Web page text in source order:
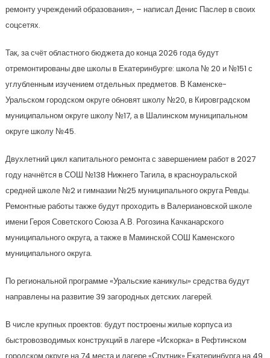
ремонту учреждений образования», – написал Денис Паслер в своих
соцсетях.
Так, за счёт областного бюджета до конца 2026 года будут
отремонтированы две школы в Екатеринбурге: школа № 20 и №151 с
углубленным изучением отдельных предметов. В Каменске-
Уральском городском округе обновят школу №20, в Кировградском
муниципальном округе школу №17, а в Шалинском муниципальном
округе школу №45.
Двухлетний цикл капитального ремонта с завершением работ в 2027
году начнётся в СОШ №138 Нижнего Тагила, в красноуральской
средней школе №2 и гимназии №25 муниципального округа Ревды.
Ремонтные работы также будут проходить в Валериановской школе
имени Героя Советского Союза А.В. Рогозина Качканарского
муниципального округа, а также в Маминской СОШ Каменского
муниципального округа.
По региональной программе «Уральские каникулы» средства будут
направлены на развитие 39 загородных детских лагерей.
В числе крупных проектов: будут построены жилые корпуса из
быстровозводимых конструкций в лагере «Искорка» в Рефтинском